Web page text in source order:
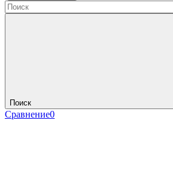
Поиск
Сравнение0